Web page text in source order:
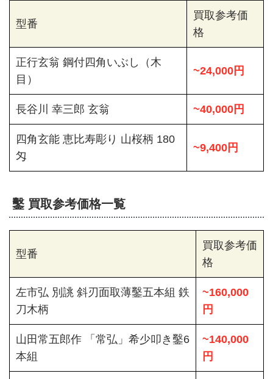
型番
買取参考価
格
正行玄翁 鋼付四角いぶし（木
目）
~24,000円
長谷川 幸三郎 玄翁 ~40,000円
四角玄能 恵比寿彫り 山桜柄 180
匁
~9,400円
鑿 買取参考価格一覧
型番
買取参考価
格
左市弘 別誂 斜刃面取薄鑿五本組 鉄
刀木柄
~160,000
円
山田常五郎作 「常弘」希少叩き鑿6
本組
~140,000
円